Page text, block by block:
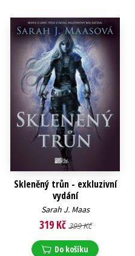
Skleněný trůn - exkluzivní
vydání
Sarah J. Maas
319 Kč 399 Kč
Do košíku